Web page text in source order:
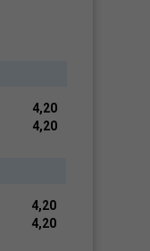
4,20
4,20
4,20
4,20